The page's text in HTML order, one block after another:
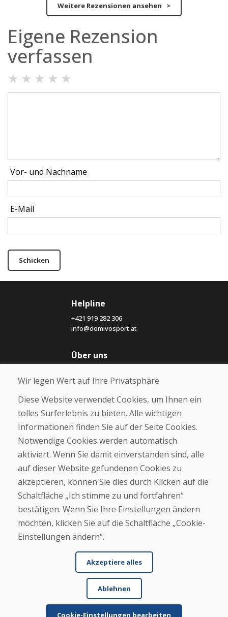
Weitere Rezensionen ansehen >
Eigene Rezension
verfassen
★ ★ ★ ★ ★
Vor- und Nachname
E-Mail
Schicken
Helpline
+421 919 282 306
info@domivosport.at
Über uns
Über uns
Kontakt
Kaufen
E-Shop
Geschäftsbedingungen
Zahlung
Beschwerde
Rückgabe und Umtausch von Waren
Cookies
© DOMIVOSPORT 2026, Alle Rechte vorbehalten
Wir legen Wert auf Ihre Privatsphäre
Diese Website verwendet Cookies, um Ihnen ein
tolles Surferlebnis zu bieten. Alle wichtigen
Informationen finden Sie auf der Seite Cookies.
Notwendige Cookies werden automatisch
aktiviert. Wenn Sie damit einverstanden sind, alle
auf dieser Website gefundenen Cookies zu
akzeptieren, können Sie dies durch Klicken auf die
Schaltfläche „Ich stimme zu und fortfahren“
bestätigen. Wenn Sie Ihre Einstellungen ändern
möchten, klicken Sie auf die Schaltfläche „Cookie-
Einstellungen ändern“.
Akzeptiere alles
Ablehnen
Cookie-Einstellungen bearbeiten